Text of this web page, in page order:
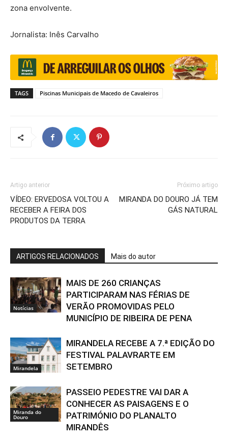
zona envolvente.
Jornalista: Inês Carvalho
TAGS Piscinas Municipais de Macedo de Cavaleiros
Artigo anterior
VÍDEO: ERVEDOSA VOLTOU A
RECEBER A FEIRA DOS
PRODUTOS DA TERRA
Próximo artigo
MIRANDA DO DOURO JÁ TEM
GÁS NATURAL
ARTIGOS RELACIONADOS Mais do autor
Notícias
MAIS DE 260 CRIANÇAS
PARTICIPARAM NAS FÉRIAS DE
VERÃO PROMOVIDAS PELO
MUNICÍPIO DE RIBEIRA DE PENA
Mirandela
MIRANDELA RECEBE A 7.ª EDIÇÃO DO
FESTIVAL PALAVRARTE EM
SETEMBRO
Miranda do
Douro
PASSEIO PEDESTRE VAI DAR A
CONHECER AS PAISAGENS E O
PATRIMÓNIO DO PLANALTO
MIRANDÊS